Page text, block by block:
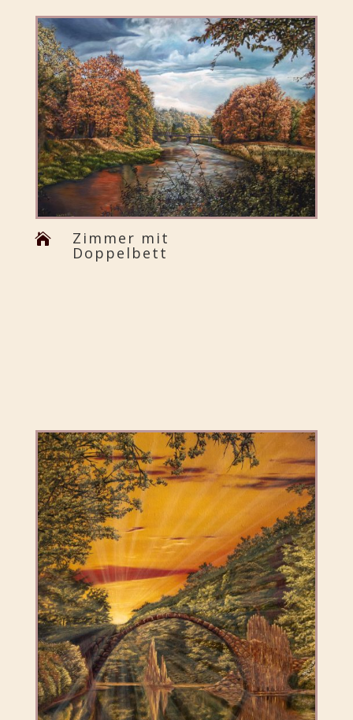
 Zimmer mit
Doppelbett